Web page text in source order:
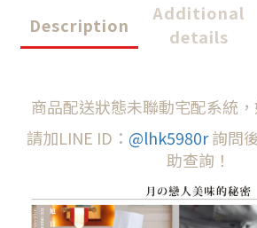
Description
Additional
details
商品配送狀態未聯動宅配系統，
請加LINE ID： @lhk5980r 詢問
助查詢！